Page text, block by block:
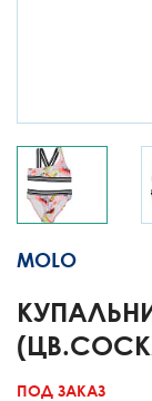
MOLO
ПОД ЗАКАЗ